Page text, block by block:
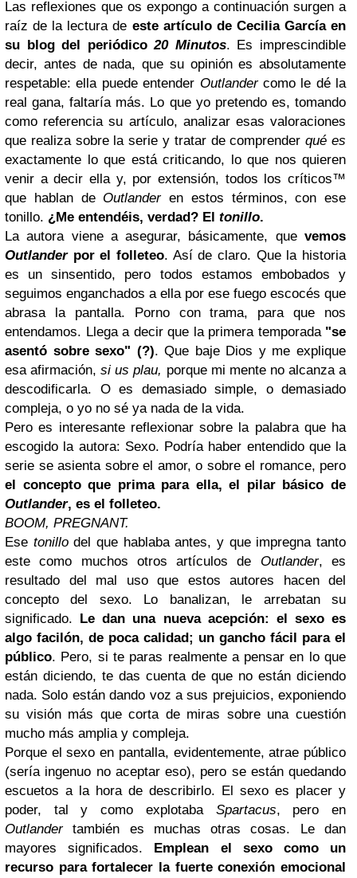
Las reflexiones que os expongo a continuación surgen a
raíz de la lectura de este artículo de Cecilia García en
su blog del periódico20 Minutos. Es imprescindible
decir, antes de nada, que su opinión es absolutamente
respetable: ella puede entender Outlandercomo le dé la
real gana, faltaría más. Lo que yo pretendo es, tomando
como referencia su artículo, analizar esas valoraciones
que realiza sobre la serie y tratar de comprenderqué es
exactamente lo que está criticando, lo que nos quieren
venir a decir ella y, por extensión, todos los críticos™
que hablan de Outlanderen estos términos, con ese
tonillo. ¿Me entendéis, verdad? El tonillo.
La autora viene a asegurar, básicamente, que vemos
Outlanderpor el folleteo. Así de claro. Que la historia
es un sinsentido, pero todos estamos embobados y
seguimos enganchados a ella por ese fuego escocés que
abrasa la pantalla. Porno con trama, para que nos
entendamos. Llega a decir que la primera temporada "se
asentó sobre sexo" (?). Que baje Dios y me explique
esa afirmación,si us plau, porque mi mente no alcanza a
descodificarla. O es demasiado simple, o demasiado
compleja, o yo no sé ya nada de la vida.
Pero es interesante reflexionar sobre la palabra que ha
escogido la autora: Sexo. Podría haber entendido que la
serie se asienta sobre el amor, o sobre el romance, pero
el concepto que prima para ella, el pilar básico de
Outlander, es el folleteo.
BOOM, PREGNANT.
Ese tonillodel que hablaba antes, y que impregna tanto
este como muchos otros artículos de Outlander, es
resultado del mal uso que estos autores hacen del
concepto del sexo. Lo banalizan, le arrebatan su
significado. Le dan una nueva acepción: el sexo es
algo facilón, de poca calidad; un gancho fácil para el
público. Pero, si te paras realmente a pensar en lo que
están diciendo, te das cuenta de que no están diciendo
nada. Solo están dando voz a sus prejuicios, exponiendo
su visión más que corta de miras sobre una cuestión
mucho más amplia y compleja.
Porque el sexo en pantalla, evidentemente, atrae público
(sería ingenuo no aceptar eso), pero se están quedando
escuetos a la hora de describirlo. El sexo es placer y
poder, tal y como explotaba Spartacus, pero en
Outlandertambién es muchas otras cosas. Le dan
mayores significados. Emplean el sexo como un
recurso para fortalecer la fuerte conexión emocional